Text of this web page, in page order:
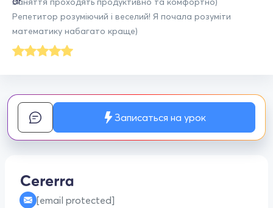
Репетитор розуміючий і веселий! Я почала розуміти
математику набагато краще)
Записаться на урок
[email protected]